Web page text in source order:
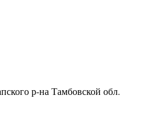
р-на Тамбовской обл.